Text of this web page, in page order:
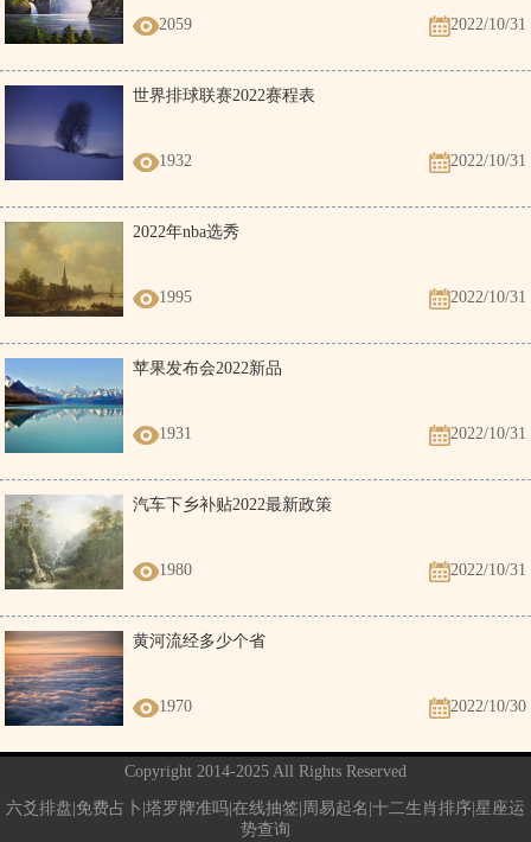
2059 2022/10/31
世界排球联赛2022赛程表
1932 2022/10/31
2022年nba选秀
1995 2022/10/31
苹果发布会2022新品
1931 2022/10/31
汽车下乡补贴2022最新政策
1980 2022/10/31
黄河流经多少个省
1970 2022/10/30
Copyright 2014-2025 All Rights Reserved
六爻排盘|免费占卜|塔罗牌准吗|在线抽签|周易起名|十二生肖排序|星座运
势查询